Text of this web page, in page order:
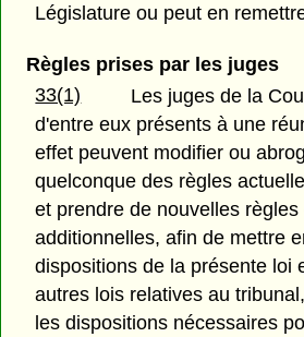
Législature ou peut en
Règles prises par les juges
33(1)
Les juges de la
d'entre eux présents à une
effet peuvent modifier ou
quelconque des règles
et prendre de nouvelles
additionnelles, afin de mettre
dispositions de la présente loi
autres lois relatives au
les dispositions nécessaires